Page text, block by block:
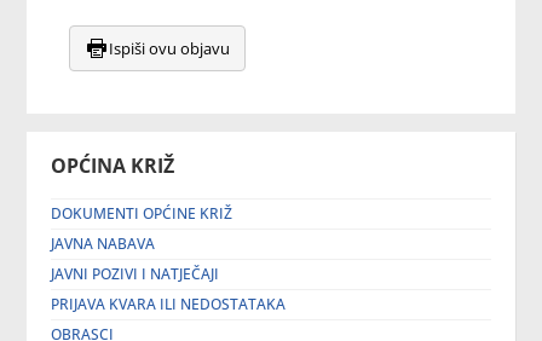
OPĆINA KRIŽ
DOKUMENTI OPĆINE KRIŽ
JAVNA NABAVA
JAVNI POZIVI I NATJEČAJI
PRIJAVA KVARA ILI NEDOSTATAKA
OBRASCI
Ispiši ovu objavu